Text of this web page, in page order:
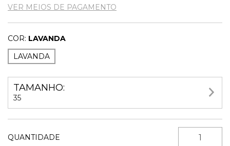
VER MEIOS DE PAGAMENTO
COR: LAVANDA
LAVANDA
TAMANHO:
35
QUANTIDADE